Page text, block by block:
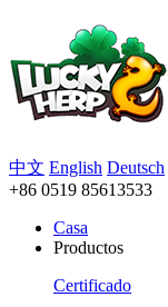
中文 English Deutsch
+86 0519 85613533
Casa
Productos
Certificado